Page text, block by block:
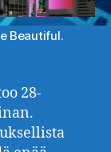
Beautiful.
28-